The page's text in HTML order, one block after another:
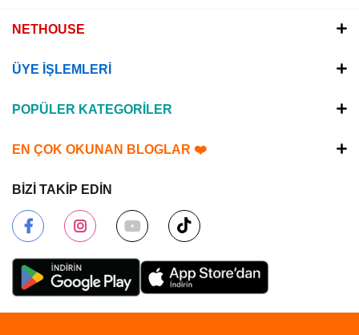
NETHOUSE
ÜYE İŞLEMLERİ
POPÜLER KATEGORİLER
EN ÇOK OKUNAN BLOGLAR ❤️
BİZİ TAKİP EDİN